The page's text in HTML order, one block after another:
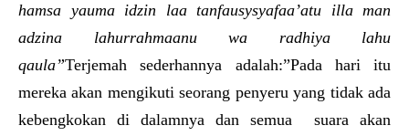
hamsa yauma idzin laa tanfausysyafaa’atu illa man
adzina lahurrahmaanu wa radhiya lahu
qaula”Terjemah sederhannya adalah:”Pada hari itu
mereka akan mengikuti seorang penyeru yang tidak ada
kebengkokan di dalamnya dan semua suara akan